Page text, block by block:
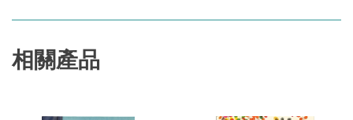
相關產品